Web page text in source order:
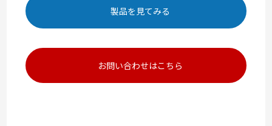
製品を見てみる
お問い合わせはこちら